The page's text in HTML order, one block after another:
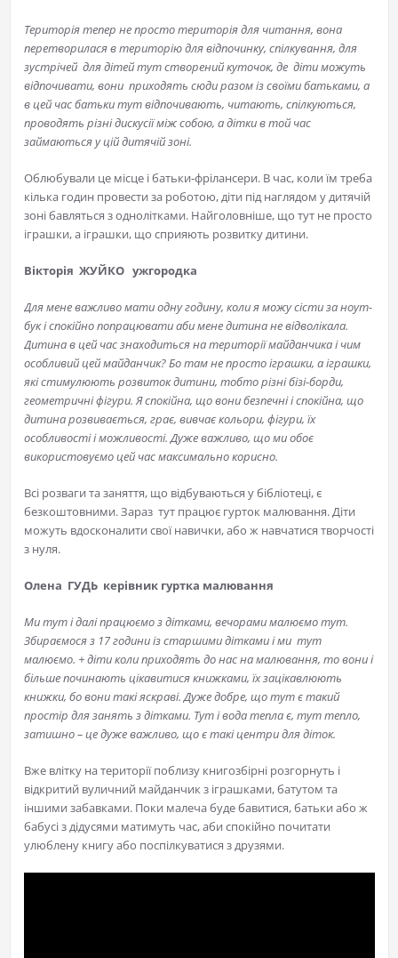
Територія тепер не просто територія для читання, вона
перетворилася в територію для відпочинку, спілкування, для
зустрічей для дітей тут створений куточок, де діти можуть
відпочивати, вони приходять сюди разом із своїми батьками, а
в цей час батьки тут відпочивають, читають, спілкуються,
проводять різні дискусії між собою, а дітки в той час
займаються у цій дитячій зоні.
Облюбували це місце і батьки-фрілансери. В час, коли їм треба
кілька годин провести за роботою, діти під наглядом у дитячій
зоні бавляться з однолітками. Найголовніше, що тут не просто
іграшки, а іграшки, що сприяють розвитку дитини.
Вікторія ЖУЙКО ужгородка
Для мене важливо мати одну годину, коли я можу сісти за ноут-
бук і спокійно попрацювати аби мене дитина не відволікала.
Дитина в цей час знаходиться на території майданчика і чим
особливий цей майданчик? Бо там не просто іграшки, а іграшки,
які стимулюють розвиток дитини, тобто різні бізі-борди,
геометричні фігури. Я спокійна, що вони безпечні і спокійна, що
дитина розвивається, грає, вивчає кольори, фігури, їх
особливості і можливості. Дуже важливо, що ми обоє
використовуємо цей час максимально корисно.
Всі розваги та заняття, що відбуваються у бібліотеці, є
безкоштовними. Зараз тут працює гурток малювання. Діти
можуть вдосконалити свої навички, або ж навчатися творчості
з нуля.
Олена ГУДЬ керівник гуртка малювання
Ми тут і далі працюємо з дітками, вечорами малюємо тут.
Збираємося з 17 години із старшими дітками і ми тут
малюємо. + діти коли приходять до нас на малювання, то вони і
більше починають цікавитися книжками, їх зацікавлюють
книжки, бо вони такі яскраві. Дуже добре, що тут є такий
простір для занять з дітками. Тут і вода тепла є, тут тепло,
затишно – це дуже важливо, що є такі центри для діток.
Вже влітку на території поблизу книгозбірні розгорнуть і
відкритий вуличний майданчик з іграшками, батутом та
іншими забавками. Поки малеча буде бавитися, батьки або ж
бабусі з дідусями матимуть час, аби спокійно почитати
улюблену книгу або поспілкуватися з друзями.